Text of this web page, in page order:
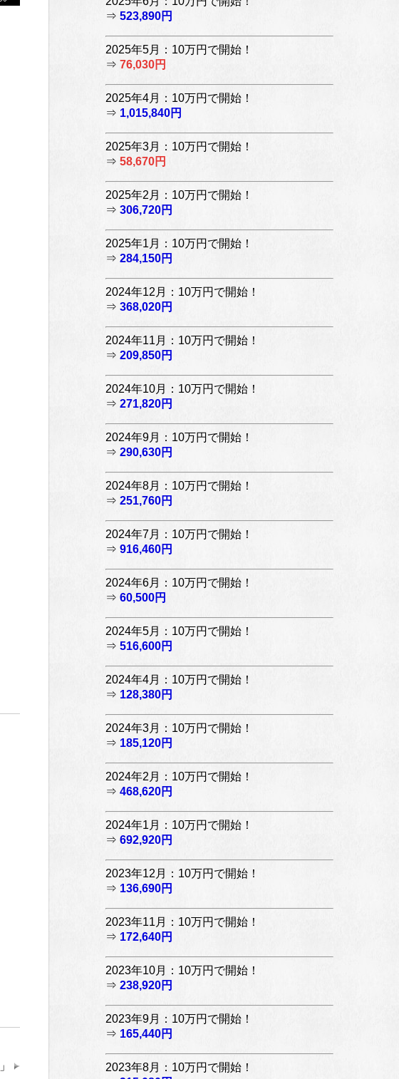
」
⇒ 523,890円
2025年5月：10万円で開始！
⇒ 76,030円
2025年4月：10万円で開始！
⇒ 1,015,840円
2025年3月：10万円で開始！
⇒ 58,670円
2025年2月：10万円で開始！
⇒ 306,720円
2025年1月：10万円で開始！
⇒ 284,150円
2024年12月：10万円で開始！
⇒ 368,020円
2024年11月：10万円で開始！
⇒ 209,850円
2024年10月：10万円で開始！
⇒ 271,820円
2024年9月：10万円で開始！
⇒ 290,630円
2024年8月：10万円で開始！
⇒ 251,760円
2024年7月：10万円で開始！
⇒ 916,460円
2024年6月：10万円で開始！
⇒ 60,500円
2024年5月：10万円で開始！
⇒ 516,600円
2024年4月：10万円で開始！
⇒ 128,380円
2024年3月：10万円で開始！
⇒ 185,120円
2024年2月：10万円で開始！
⇒ 468,620円
2024年1月：10万円で開始！
⇒ 692,920円
2023年12月：10万円で開始！
⇒ 136,690円
2023年11月：10万円で開始！
⇒ 172,640円
2023年10月：10万円で開始！
⇒ 238,920円
2023年9月：10万円で開始！
⇒ 165,440円
2023年8月：10万円で開始！